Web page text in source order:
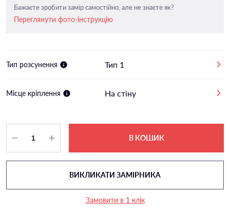
Бажаєте зробити замір самостійно, але не знаєте як?
Переглянути фото-інструкцію
Тип розсунення Тип 1
Місце кріплення На стіну
В КОШИК
ВИКЛИКАТИ ЗАМІРНИКА
Замовити в 1 клік